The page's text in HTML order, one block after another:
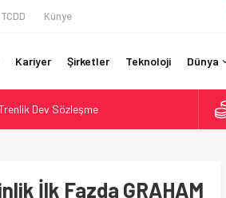
TCDD Künye
Kariyer Şirketler Teknoloji Dünya
Dev Sözleşme
2036
Kazı Başladı
İlk Fazda GRAHAM